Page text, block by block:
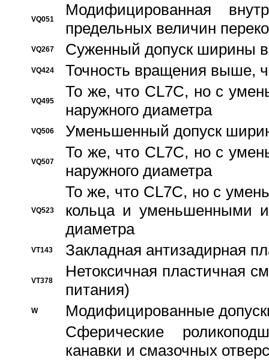
VQ051
Модифицированная
предельных величин
VQ267 Суженный допуск ширины
VQ424 Точность вращения выше,
VQ495
То же, что CL7C, но с
наружного диаметра
VQ506 Уменьшенный допуск
VQ507
То же, что CL7C, но с
наружного диаметра
VQ523
То же, что CL7C, но с
кольца и уменьшенными
диаметра
VT143 Закладная антизадирная
VT378
Нетоксичная пластичная
питания)
W
Модифицированные
Сферические
канавки и смазочных